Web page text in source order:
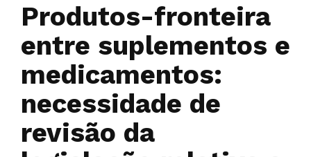
Produtos-fronteira
entre suplementos e
medicamentos:
necessidade de
revisão da